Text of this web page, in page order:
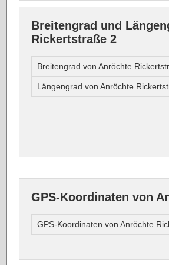
Breitengrad und
Rickertstraße 2
Breitengrad von Anröchte
Längengrad von Anröchte
GPS-Koordinaten von
GPS-Koordinaten von Anröchte